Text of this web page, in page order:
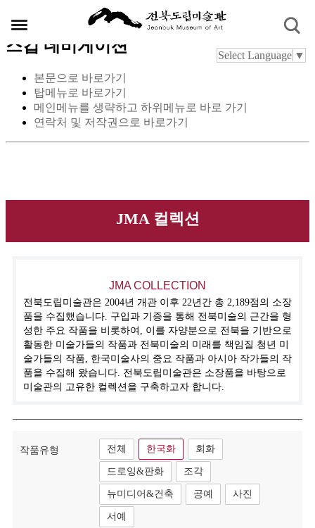
스킵 네비게이션
본문으로 바로가기
탑메뉴로 바로가기
메인메뉴를 생략하고 하위메뉴로 바로 가기
연락처 및 저작권으로 바로가기
Select Language ▼
JMA 컬렉션
JMA COLLECTION
전북도립미술관은 2004년 개관 이후 22년간 총 2,189점의 소장
품을 수집했습니다. 구입과 기증을 통해 전북미술의 근간을 형
성한 주요 작품을 비롯하여, 이를 자양분으로 전북을 기반으로
활동한 미술가들의 작품과 전북미술의 미래를 책임질 청년 미
술가들의 작품, 한국미술사의 중요 작품과 아시아 작가들의 작
품을 수집해 왔습니다. 전북도립미술관은 소장품을 바탕으로
미술관의 고유한 컬렉션을 구축하고자 합니다.
작품유형 전체 한국화 회화
드로잉&판화 조각
뉴미디어&건축 공예 사진
서예